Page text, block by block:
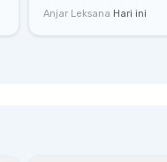
yang Dikenalkan di
Anjar Leksana Hari ini